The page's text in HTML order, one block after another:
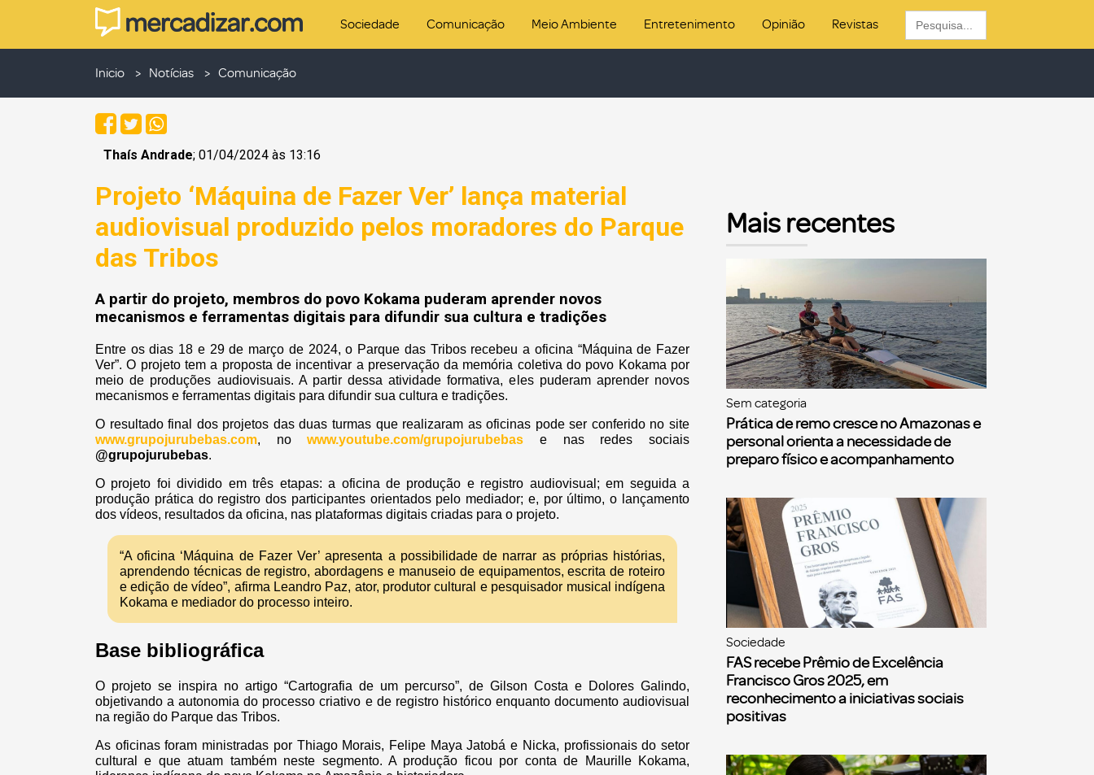
Sociedade Comunicação Meio Ambiente Entretenimento Opinião Revistas
Search
for:
Inicio Notícias Comunicação
Thaís Andrade; 01/04/2024 às 13:16
Projeto ‘Máquina de Fazer Ver’ lança material
audiovisual produzido pelos moradores do Parque
das Tribos
A partir do projeto, membros do povo Kokama puderam aprender novos
mecanismos e ferramentas digitais para difundir sua cultura e tradições
Entre os dias 18 e 29 de março de 2024, o Parque das Tribos recebeu a oficina “Máquina de Fazer
Ver”. O projeto tem a proposta de incentivar a preservação da memória coletiva do povo Kokama por
meio de produções audiovisuais. A partir dessa atividade formativa, eles puderam aprender novos
mecanismos e ferramentas digitais para difundir sua cultura e tradições.
O resultado final dos projetos das duas turmas que realizaram as oficinas pode ser conferido no site
www.grupojurubebas.com, nowww.youtube.com/grupojurubebas e nas redes sociais
@grupojurubebas.
O projeto foi dividido em três etapas: a oficina de produção e registro audiovisual; em seguida a
produção prática do registro dos participantes orientados pelo mediador; e, por último, o lançamento
dos vídeos, resultados da oficina, nas plataformas digitais criadas para o projeto.
“A oficina ‘Máquina de Fazer Ver’ apresenta a possibilidade de narrar as próprias histórias,
aprendendo técnicas de registro, abordagens e manuseio de equipamentos, escrita de roteiro
e edição de vídeo”, afirma Leandro Paz, ator, produtor cultural e pesquisador musical indígena
Kokama e mediador do processo inteiro.
Base bibliográfica
O projeto se inspira no artigo “Cartografia de um percurso”, de Gilson Costa e Dolores Galindo,
objetivando a autonomia do processo criativo e de registro histórico enquanto documento audiovisual
na região do Parque das Tribos.
As oficinas foram ministradas por Thiago Morais, Felipe Maya Jatobá e Nicka, profissionais do setor
cultural e que atuam também neste segmento. A produção ficou por conta de Maurille Kokama,
Mais recentes
Sem categoria
Prática de remo cresce no Amazonas e
personal orienta a necessidade de
preparo físico e acompanhamento
Sociedade
FAS recebe Prêmio de Excelência
Francisco Gros 2025, em
reconhecimento a iniciativas sociais
positivas